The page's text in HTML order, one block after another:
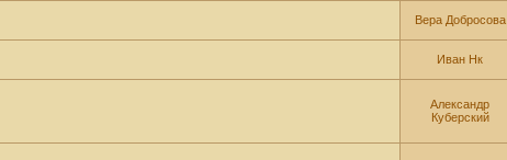
Вера Добросова
Иван Нк
Александр
Куберский